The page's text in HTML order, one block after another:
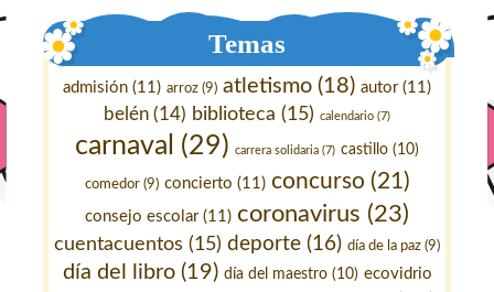
Temas
admisión (11) arroz (9) atletismo (18) autor(11)
belén (14) biblioteca (15) calendario (7)
carnaval (29) carrera solidaria (7) castillo (10)
comedor(9) concierto (11) concurso (21)
consejo escolar(11) coronavirus (23)
cuentacuentos (15) deporte (16) día de la paz (9)
día del libro(19) día del maestro(10) ecovidrio